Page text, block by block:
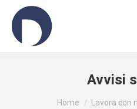
Avvisi
You are here:
Home Lavora con